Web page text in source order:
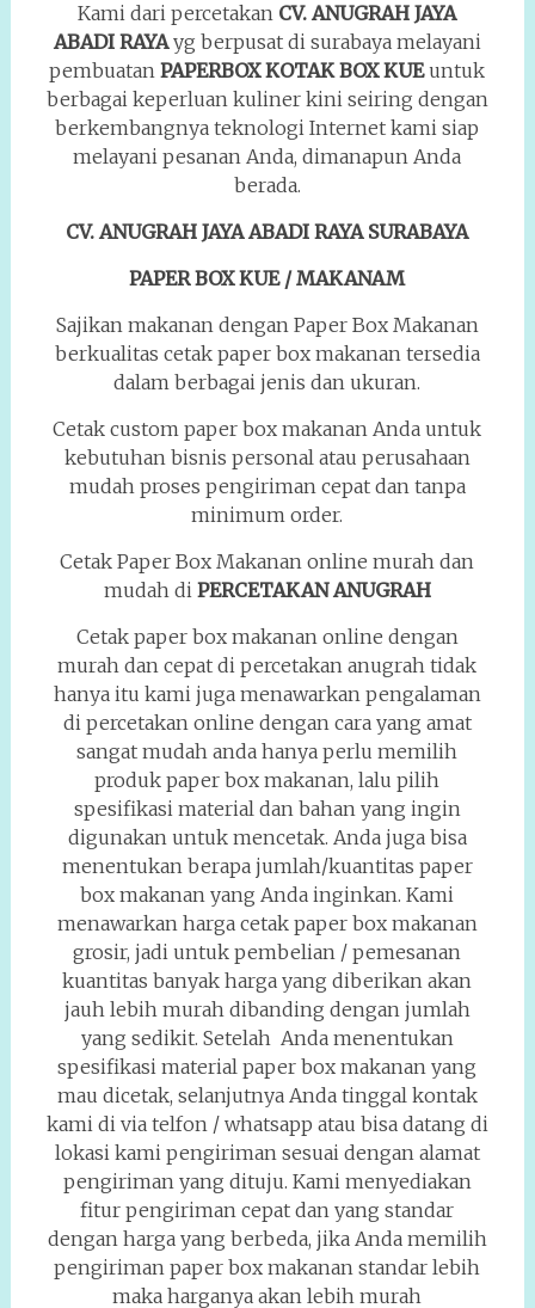
Kami dari percetakan CV. ANUGRAH JAYA
ABADI RAYAyg berpusat di surabaya melayani
pembuatanPAPERBOX KOTAK BOX KUEuntuk
berbagai keperluan kuliner kini seiring dengan
berkembangnya teknologi Internet kami siap
melayani pesanan Anda, dimanapun Anda
berada.
CV. ANUGRAH JAYA ABADI RAYA SURABAYA
PAPER BOX KUE / MAKANAM
Sajikan makanan dengan Paper Box Makanan
berkualitas cetak paper box makanan tersedia
dalam berbagai jenis dan ukuran.
Cetak custom paper box makanan Anda untuk
kebutuhan bisnis personal atau perusahaan
mudah proses pengiriman cepat dan tanpa
minimum order.
Cetak Paper Box Makanan online murah dan
mudah di PERCETAKAN ANUGRAH
Cetak paper box makanan online dengan
murah dan cepat di percetakan anugrah tidak
hanya itu kami juga menawarkan pengalaman
di percetakan online dengan cara yang amat
sangat mudah anda hanya perlu memilih
produk paper box makanan, lalu pilih
spesifikasi material dan bahan yang ingin
digunakan untuk mencetak. Anda juga bisa
menentukan berapa jumlah/kuantitas paper
box makanan yang Anda inginkan. Kami
menawarkan harga cetak paper box makanan
grosir, jadi untuk pembelian / pemesanan
kuantitas banyak harga yang diberikan akan
jauh lebih murah dibanding dengan jumlah
yang sedikit. Setelah Anda menentukan
spesifikasi material paper box makanan yang
mau dicetak, selanjutnya Anda tinggal kontak
kami di via telfon / whatsapp atau bisa datang di
lokasi kami pengiriman sesuai dengan alamat
pengiriman yang dituju. Kami menyediakan
fitur pengiriman cepat dan yang standar
dengan harga yang berbeda, jika Anda memilih
pengiriman paper box makanan standar lebih
maka harganya akan lebih murah